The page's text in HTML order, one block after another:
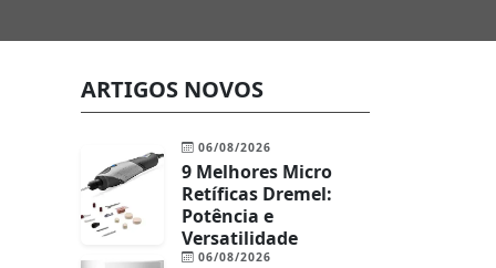
ARTIGOS NOVOS
06/08/2026
9 Melhores Micro
Retíficas Dremel:
Potência e
Versatilidade
06/08/2026